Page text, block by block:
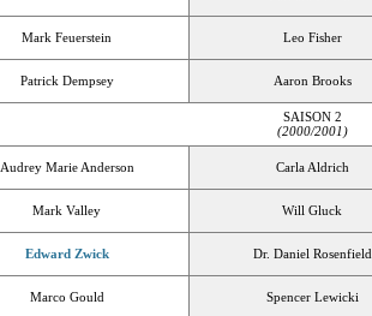
Mark Feuerstein Leo Fisher
Patrick Dempsey Aaron Brooks
SAISON 2
(2000/2001)
Audrey Marie Anderson Carla Aldrich
Mark Valley Will Gluck
Edward Zwick Dr. Daniel Rosenfield
Marco Gould Spencer Lewicki